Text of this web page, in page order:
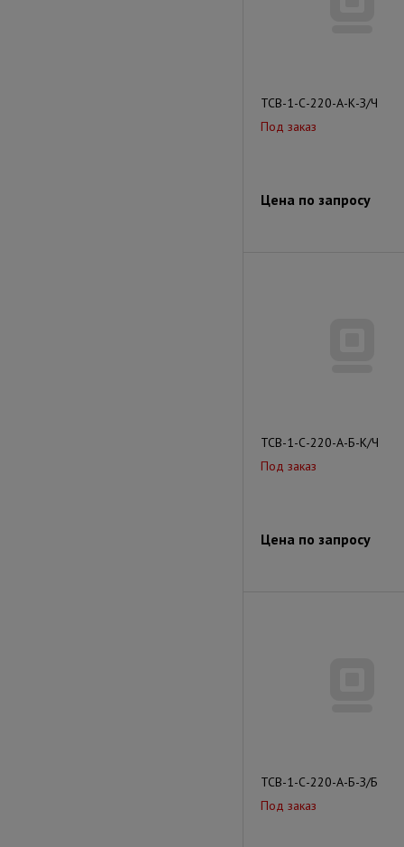
ТСВ-1-С-220-А-К-З/Ч
Под заказ
Цена по запросу
ТСВ-1-С-220-А-Б-К/Ч
Под заказ
Цена по запросу
ТСВ-1-С-220-А-Б-З/Б
Под заказ